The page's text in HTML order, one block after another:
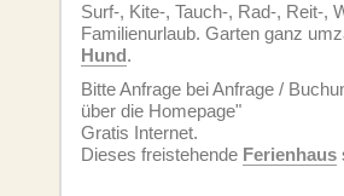
Surf-, Kite-, Tauch-, Rad-, Reit-,
Familienurlaub. Garten ganz
Hund.
Bitte Anfrage bei Anfrage /
über die Homepage"
Gratis Internet.
Dieses freistehende Ferienhaus